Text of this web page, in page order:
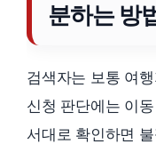
분하는 방
검색자는 보통 여
신청 판단에는 이
서대로 확인하면